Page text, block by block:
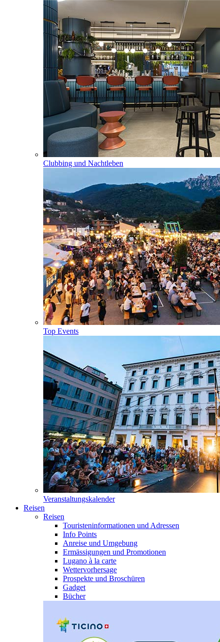
Clubbing und Nachtleben
Top Events
Veranstaltungskalender
Reisen
Reisen
Touristeninformationen und Adressen
Info Points
Anreise und Umgebung
Ermässigungen und Promotionen
Lugano à la carte
Wettervorhersage
Prospekte und Broschüren
Gadget
Bücher